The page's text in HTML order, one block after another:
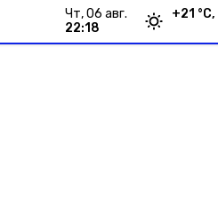
чт, 06 авг.
22:18
+21 °С,